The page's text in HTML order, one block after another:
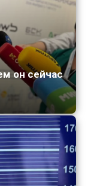
он сейчас